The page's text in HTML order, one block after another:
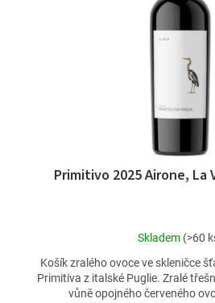
Primitivo 2025 Airone, La
je
4,5
Skladem (>60
Košík zralého ovoce ve skleničce
Primitiva z italské Puglie. Zralé
vůně opojného červeného